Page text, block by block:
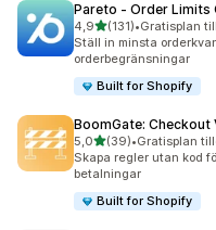
Pareto ‑ Order Limits
4,9av 5 stjärnor
(131)
131 recensioner totalt
•Gratisplan
Ställ in minsta
orderbegränsningar
Built for Shopify
BoomGate: Checkout
5,0av 5 stjärnor
(39)
39 recensioner totalt
•Gratisplan
Skapa regler utan kod
betalningar
Built for Shopify